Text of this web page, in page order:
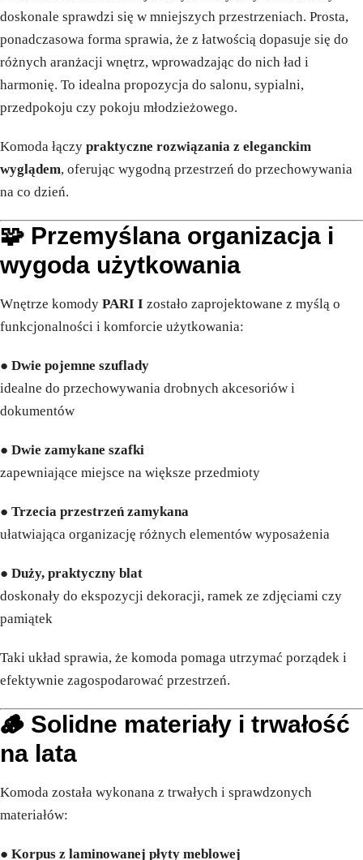
doskonale sprawdzi się w mniejszych przestrzeniach. Prosta,
ponadczasowa forma sprawia, że z łatwością dopasuje się do
różnych aranżacji wnętrz, wprowadzając do nich ład i
harmonię. To idealna propozycja do salonu, sypialni,
przedpokoju czy pokoju młodzieżowego.
Komoda łączy praktyczne rozwiązania z eleganckim
wyglądem, oferując wygodną przestrzeń do przechowywania
na co dzień.
🧩 Przemyślana organizacja i
wygoda użytkowania
Wnętrze komody PARI I zostało zaprojektowane z myślą o
funkcjonalności i komforcie użytkowania:
● Dwie pojemne szuflady
idealne do przechowywania drobnych akcesoriów i
dokumentów
● Dwie zamykane szafki
zapewniające miejsce na większe przedmioty
● Trzecia przestrzeń zamykana
ułatwiająca organizację różnych elementów wyposażenia
● Duży, praktyczny blat
doskonały do ekspozycji dekoracji, ramek ze zdjęciami czy
pamiątek
Taki układ sprawia, że komoda pomaga utrzymać porządek i
efektywnie zagospodarować przestrzeń.
🪵 Solidne materiały i trwałość
na lata
Komoda została wykonana z trwałych i sprawdzonych
materiałów:
● Korpus z laminowanej płyty meblowej